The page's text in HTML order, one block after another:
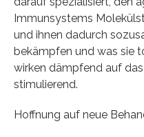
Immunsystems
und ihnen dadurch
bekämpfen und was sie
wirken dämpfend auf
stimulierend.
Hoffnung auf neue